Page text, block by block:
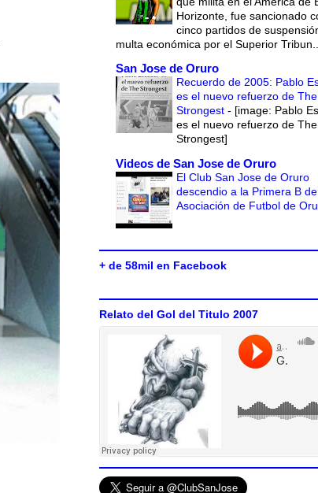
Horizonte, fue sancionado
cinco partidos de
multa económica por el Superior
San Jose de Oruro
Recuerdo de 2005: Pablo
es el nuevo refuerzo de The
Strongest - [image: Pablo
es el nuevo refuerzo de The
Strongest]
Videos de San Jose de Oruro
El Club San Jose de Oruro
descendio a la Primera B
Asociación de Futbol de
+ de 58mil en Facebook
Relato del Gol del Titulo 2007